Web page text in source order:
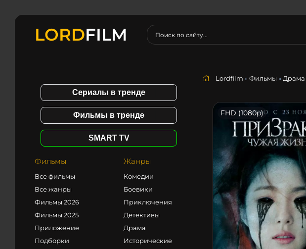
LORDFILM
Сериалы в тренде
Фильмы в тренде
SMART TV
Фильмы
Все фильмы
Все жанры
Фильмы 2026
Фильмы 2025
Приложение
Подборки
Жанры
Комедии
Боевики
Приключения
Детективы
Драма
Исторические
Lordfilm »Фильмы » Драма
FHD (1080p)